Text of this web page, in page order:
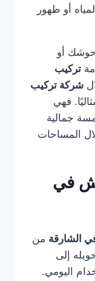
أو ظهور
حوشك أو
تركيب
شركة تركيب
فهي
جمالية
المساحات
في
الشارقة من
إلى
اليومي.